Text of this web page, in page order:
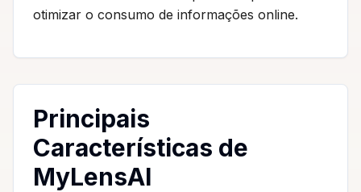
otimizar o consumo de informações online.
Principais
Características de
MyLensAI